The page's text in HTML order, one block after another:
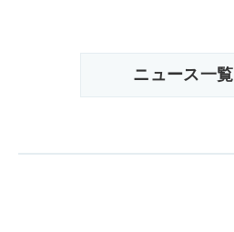
ニュース一覧